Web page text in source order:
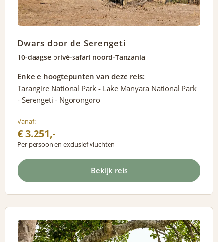
Dwars door de Serengeti
10-daagse privé-safari noord-Tanzania
Enkele hoogtepunten van deze reis:
Tarangire National Park - Lake Manyara National Park
- Serengeti - Ngorongoro
Vanaf:
€ 3.251,-
Per persoon en exclusief vluchten
Bekijk reis